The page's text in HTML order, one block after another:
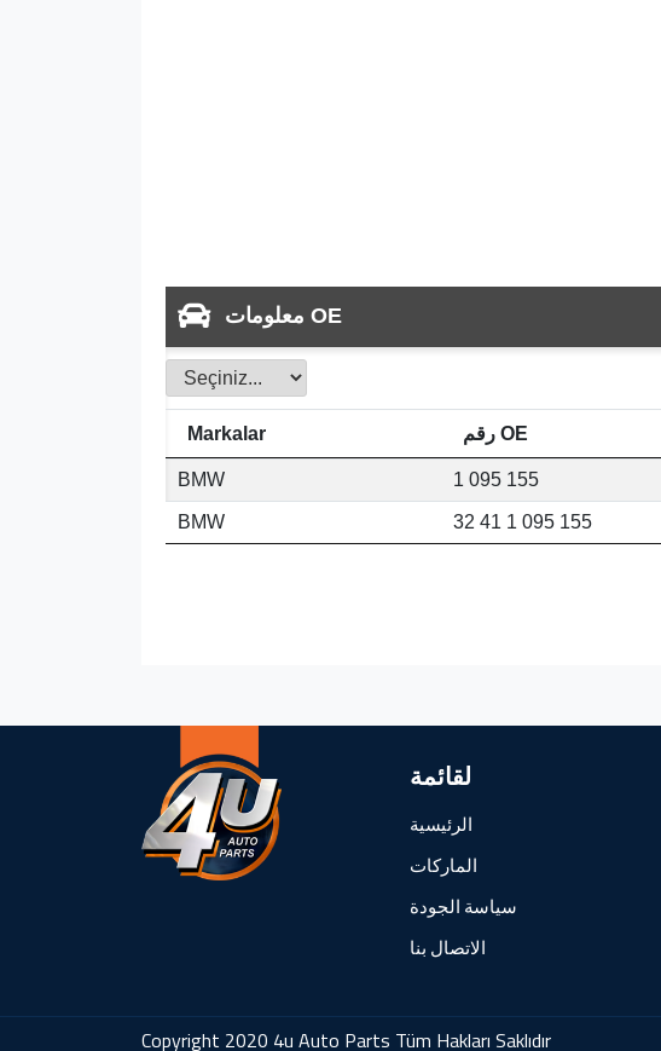
معلومات OE
Markalar رقم OE
BMW 1 095 155
BMW 32 41 1 095 155
لقائمة
الرئيسية
الماركات
سياسة الجودة
الاتصال بنا
Copyright 2020 4u Auto Parts Tüm Hakları Saklıdır